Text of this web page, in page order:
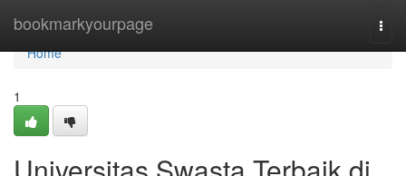
bookmarkyourpage
Home
Home
1